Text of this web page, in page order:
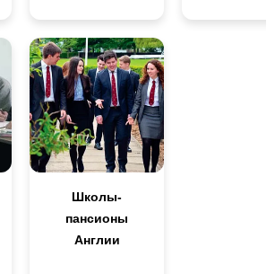
Школы-
пансионы
Англии